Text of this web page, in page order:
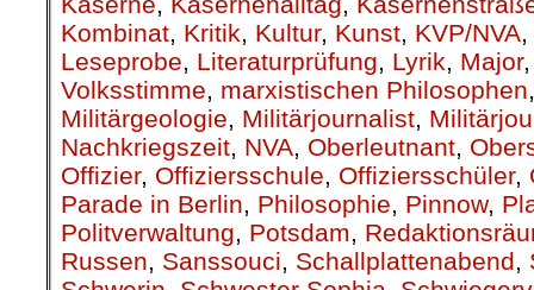
Kombinat, Kritik, Kultur, Kunst, KVP/NVA,
Leseprobe, Literaturprüfung, Lyrik, Major
Volksstimme, marxistischen Philosophen
Militärgeologie, Militärjournalist,
Nachkriegszeit, NVA, Oberleutnant,
Offizier, Offiziersschule, Offiziersschüler,
Parade in Berlin, Philosophie, Pinnow,
Politverwaltung, Potsdam,
Russen, Sanssouci, Schallplattenabend,